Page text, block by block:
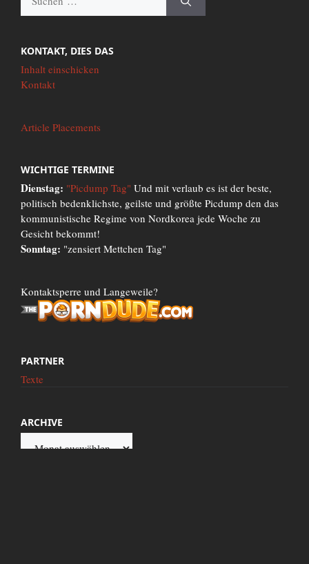
nach:
KONTAKT, DIES DAS
Inhalt einschicken
Kontakt
Article Placements
WICHTIGE TERMINE
Dienstag: "Picdump Tag" Und mit verlaub es ist der beste,
politisch bedenklichste, geilste und größte Picdump den das
kommunistische Regime von Nordkorea jede Woche zu
Gesicht bekommt!
Sonntag: "zensiert Mettchen Tag"
Kontaktsperre und Langeweile?
PARTNER
Texte
ARCHIVE